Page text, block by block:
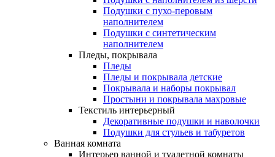
Подушки с пухо-перовым
наполнителем
Подушки с синтетическим
наполнителем
Пледы, покрывала
Пледы
Пледы и покрывала детские
Покрывала и наборы покрывал
Простыни и покрывала махровые
Текстиль интерьерный
Декоративные подушки и наволочки
Подушки для стульев и табуретов
Ванная комната
Интерьер ванной и туалетной комнаты